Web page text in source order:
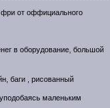
фри от оффициального
в оборудование, большой
баги , рисованный
маленьким